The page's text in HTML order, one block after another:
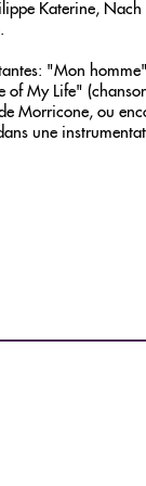
Katerine, Nach
"Mon
of My Life"
Morricone, ou
une